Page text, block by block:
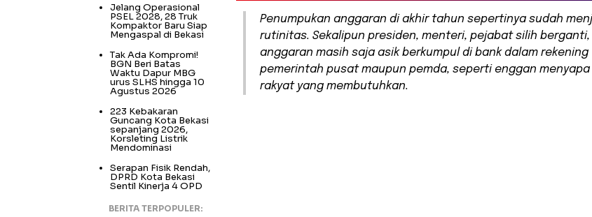
Penumpukan anggaran di akhir tahun sepertinya sudah
rutinitas. Sekalipun presiden, menteri, pejabat silih berganti,
anggaran masih saja asik berkumpul di bank dalam rekening
pemerintah pusat maupun pemda, seperti enggan menyapa
rakyat yang membutuhkan.
Jelang Operasional
PSEL 2028, 28 Truk
Kompaktor Baru Siap
Mengaspal di Bekasi
Tak Ada Kompromi!
BGN Beri Batas
Waktu Dapur MBG
urus SLHS hingga 10
Agustus 2026
223 Kebakaran
Guncang Kota Bekasi
sepanjang 2026,
Korsleting Listrik
Mendominasi
Serapan Fisik Rendah,
DPRD Kota Bekasi
Sentil Kinerja 4 OPD
BERITA TERPOPULER: